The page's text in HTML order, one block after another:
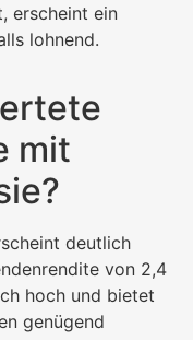
erscheint ein
lohnend.
mit
deutlich
von 2,4
hoch und bietet
genügend